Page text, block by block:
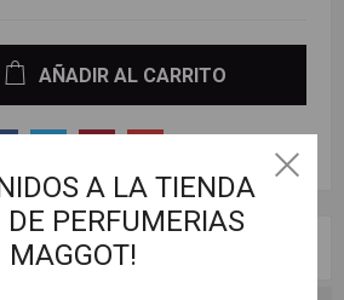
AÑADIR AL CARRITO
RESEÑAS
A LA TIENDA
DE PERFUMERIAS
MAGGOT!